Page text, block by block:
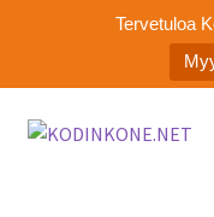
Tervetuloa
Siirry
Siirry